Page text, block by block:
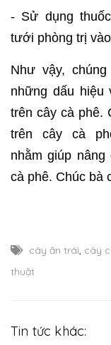
- Sử dụng
tưới phòng trị
Như vậy,
những dấu hiệu
trên cây cà phê.
trên cây cà
nhằm giúp
cà phê. Chúc bà
cây ăn trái, cây
thuật
Tin tức khác: